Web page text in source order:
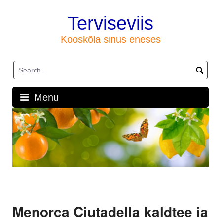
Terviseviis
Kooskõla sinus eneses
Menu
Menorca Ciutadella kaldtee ja